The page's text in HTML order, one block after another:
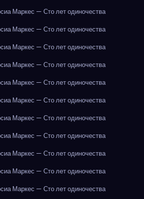
Маркес — Сто лет одиночества
Маркес — Сто лет одиночества
Маркес — Сто лет одиночества
Маркес — Сто лет одиночества
Маркес — Сто лет одиночества
Маркес — Сто лет одиночества
Маркес — Сто лет одиночества
Маркес — Сто лет одиночества
Маркес — Сто лет одиночества
Маркес — Сто лет одиночества
Маркес — Сто лет одиночества